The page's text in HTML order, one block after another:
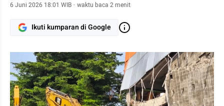
6 Juni 2026 18:01 WIB · waktu baca 2 menit
Ikuti kumparan di Google